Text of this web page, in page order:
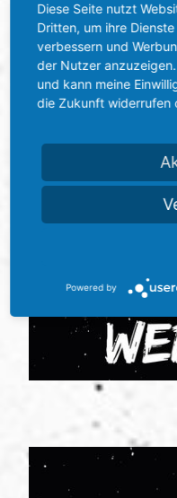
Diese Seite nutzt
Dritten, um ihre
verbessern und
der Nutzer
und kann meine
die Zukunft widerrufen
Powered by